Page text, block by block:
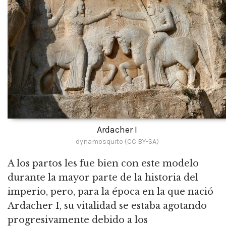
Ardacher I
dynamosquito (CC BY-SA)
A los partos les fue bien con este modelo
durante la mayor parte de la historia del
imperio, pero, para la época en la que nació
Ardacher I, su vitalidad se estaba agotando
progresivamente debido a los